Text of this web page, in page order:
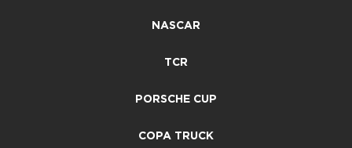
NASCAR
TCR
PORSCHE CUP
COPA TRUCK